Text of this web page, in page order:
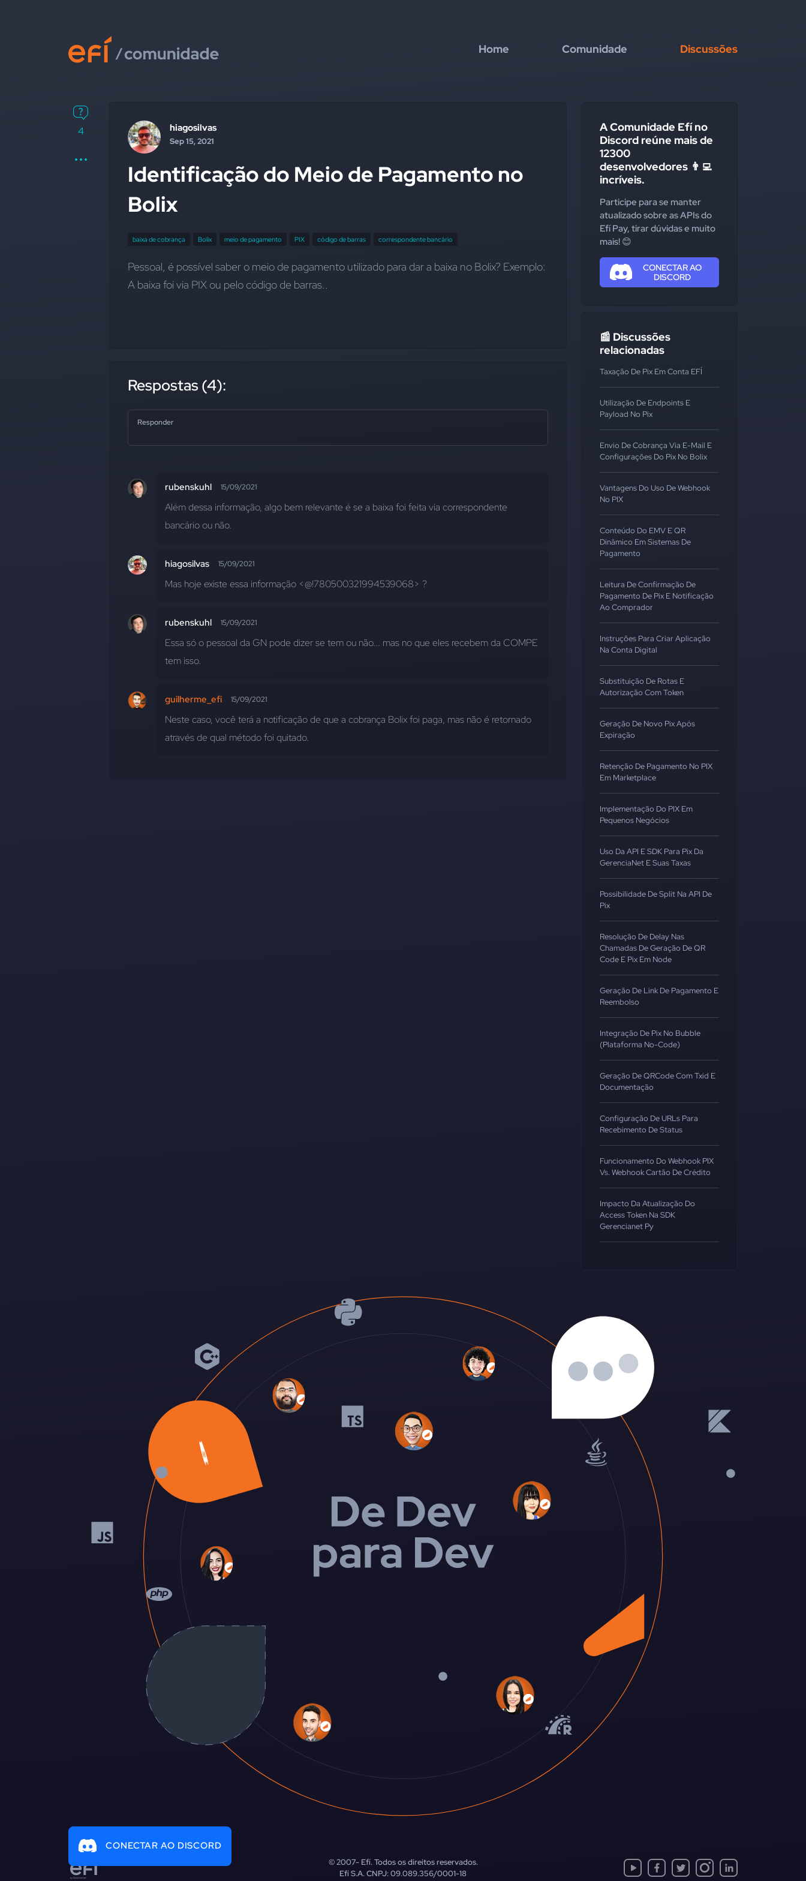
Home Comunidade Discussões
4 hiagosilvas
Sep 15, 2021
Identificação do Meio de Pagamento no
Bolix
baixa de cobrança Bolix meio de pagamento PIX código de barras correspondente bancário
Pessoal, é possível saber o meio de pagamento utilizado para dar a baixa no Bolix? Exemplo:
A baixa foi via PIX ou pelo código de barras..
Respostas (4):
Responder
rubenskuhl 15/09/2021
Além dessa informação, algo bem relevante é se a baixa foi feita via correspondente
bancário ou não.
hiagosilvas 15/09/2021
Mas hoje existe essa informação <@!780500321994539068> ?
rubenskuhl 15/09/2021
Essa só o pessoal da GN pode dizer se tem ou não... mas no que eles recebem da COMPE
tem isso.
guilherme_efi 15/09/2021
Neste caso, você terá a notificação de que a cobrança Bolix foi paga, mas não é retornado
através de qual método foi quitado.
A Comunidade Efí no
Discord reúne mais de
12300
desenvolvedores 👨‍💻
incríveis.
Participe para se manter
atualizado sobre as APIs do
Efí Pay, tirar dúvidas e muito
mais! 😊
CONECTAR AO
DISCORD
📰 Discussões
relacionadas
Taxação De Pix Em Conta EFÍ
Utilização De Endpoints E
Payload No Pix
Envio De Cobrança Via E-Mail E
Configurações Do Pix No Bolix
Vantagens Do Uso De Webhook
No PIX
Conteúdo Do EMV E QR
Dinâmico Em Sistemas De
Pagamento
Leitura De Confirmação De
Pagamento De Pix E Notificação
Ao Comprador
Instruções Para Criar Aplicação
Na Conta Digital
Substituição De Rotas E
Autorização Com Token
Geração De Novo Pix Após
Expiração
Retenção De Pagamento No PIX
Em Marketplace
Implementação Do PIX Em
Pequenos Negócios
Uso Da API E SDK Para Pix Da
GerenciaNet E Suas Taxas
Possibilidade De Split Na API De
Pix
Resolução De Delay Nas
Chamadas De Geração De QR
Code E Pix Em Node
Geração De Link De Pagamento E
Reembolso
Integração De Pix No Bubble
(Plataforma No-Code)
Geração De QRCode Com Txid E
Documentação
Configuração De URLs Para
Recebimento De Status
Funcionamento Do Webhook PIX
Vs. Webhook Cartão De Crédito
Impacto Da Atualização Do
Access Token Na SDK
Gerencianet Py
CONECTAR AO DISCORD
© 2007-Efí. Todos os direitos reservados.
Efí S.A. CNPJ: 09.089.356/0001-18